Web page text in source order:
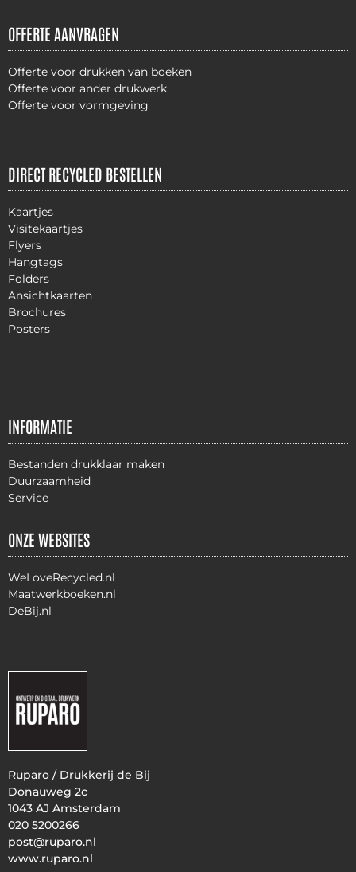
OFFERTE AANVRAGEN
Offerte voor drukken van boeken
Offerte voor ander drukwerk
Offerte voor vormgeving
DIRECT RECYCLED BESTELLEN
Kaartjes
Visitekaartjes
Flyers
Hangtags
Folders
Ansichtkaarten
Brochures
Posters
INFORMATIE
Bestanden drukklaar maken
Duurzaamheid
Service
ONZE WEBSITES
WeLoveRecycled.nl
Maatwerkboeken.nl
DeBij.nl
Ruparo / Drukkerij de Bij
Donauweg 2c
1043 AJ Amsterdam
020 5200266
post@ruparo.nl
www.ruparo.nl